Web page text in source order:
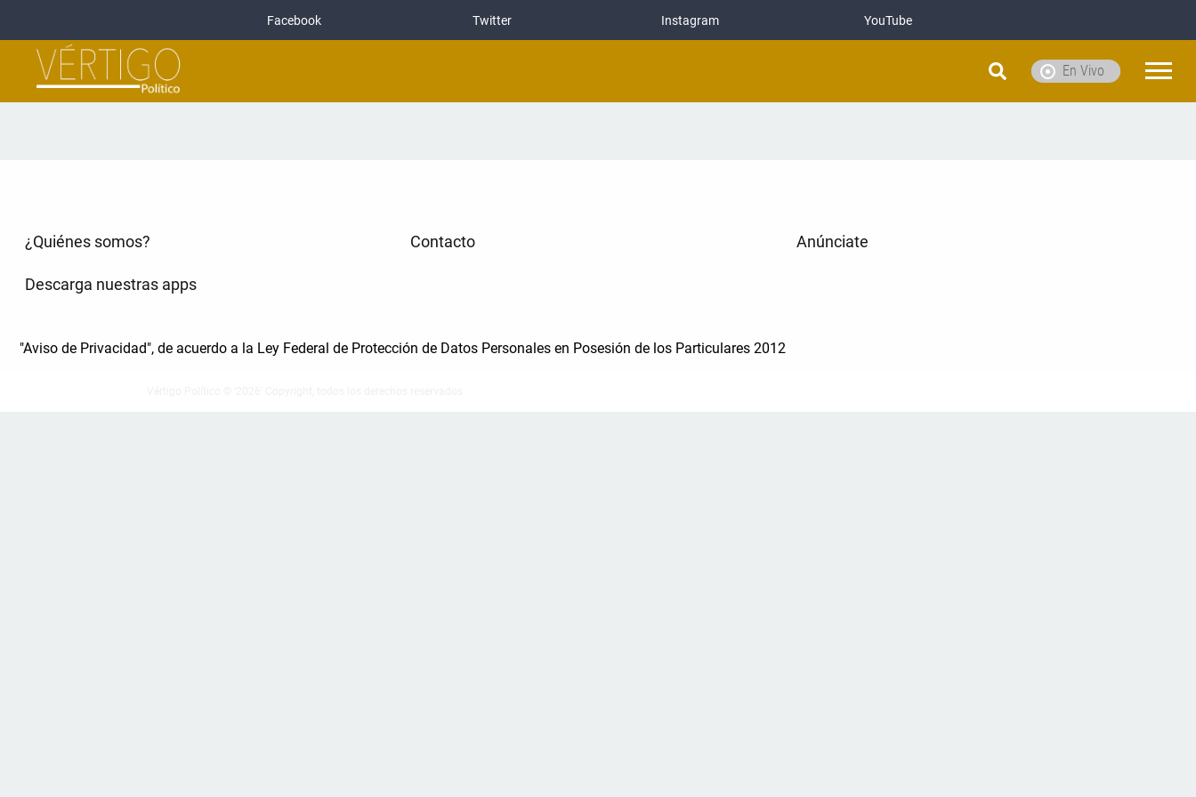
Facebook Twitter Instagram YouTube
En Vivo
¿Quiénes somos? Contacto Anúnciate
Descarga nuestras apps
"Aviso de Privacidad", de acuerdo a la Ley Federal de Protección de Datos Personales en Posesión de los Particulares 2012